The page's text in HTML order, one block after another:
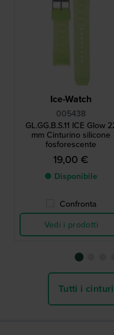
Ice-Watch
005438
GL.GG.B.S.11 ICE Glow
mm Cinturino silicone
fosforescente
19,00 €
● Disponibile
Confronta
Vedi i prodotti
Tutti i